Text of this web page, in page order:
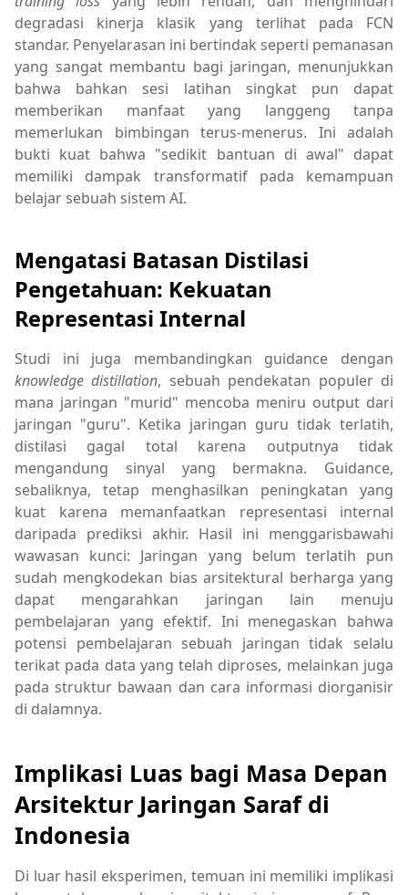
degradasi kinerja klasik yang terlihat pada FCN
standar. Penyelarasan ini bertindak seperti pemanasan
yang sangat membantu bagi jaringan, menunjukkan
bahwa bahkan sesi latihan singkat pun dapat
memberikan manfaat yang langgeng tanpa
memerlukan bimbingan terus-menerus. Ini adalah
bukti kuat bahwa "sedikit bantuan di awal" dapat
memiliki dampak transformatif pada kemampuan
belajar sebuah sistem AI.
Mengatasi Batasan Distilasi
Pengetahuan: Kekuatan
Representasi Internal
Studi ini juga membandingkan guidance dengan
knowledge distillation, sebuah pendekatan populer di
mana jaringan "murid" mencoba meniru output dari
jaringan "guru". Ketika jaringan guru tidak terlatih,
distilasi gagal total karena outputnya tidak
mengandung sinyal yang bermakna. Guidance,
sebaliknya, tetap menghasilkan peningkatan yang
kuat karena memanfaatkan representasi internal
daripada prediksi akhir. Hasil ini menggarisbawahi
wawasan kunci: Jaringan yang belum terlatih pun
sudah mengkodekan bias arsitektural berharga yang
dapat mengarahkan jaringan lain menuju
pembelajaran yang efektif. Ini menegaskan bahwa
potensi pembelajaran sebuah jaringan tidak selalu
terikat pada data yang telah diproses, melainkan juga
pada struktur bawaan dan cara informasi diorganisir
di dalamnya.
Implikasi Luas bagi Masa Depan
Arsitektur Jaringan Saraf di
Indonesia
Di luar hasil eksperimen, temuan ini memiliki implikasi